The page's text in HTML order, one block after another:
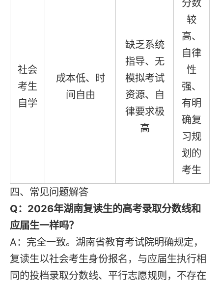
社会
考生
自学
成本低、时
间自由
缺乏系统
指导、无
模拟考试
资源、自
律要求极
高
分数
较
高、
自律
性
强、
有明
确复
习规
划的
考生
四、常见问题解答
Q：2026年湖南复读生的高考录取分数线和
应届生一样吗？
A：完全一致。湖南省教育考试院明确规定，
复读生以社会考生身份报名，与应届生执行相
同的投档录取分数线、平行志愿规则，不存在